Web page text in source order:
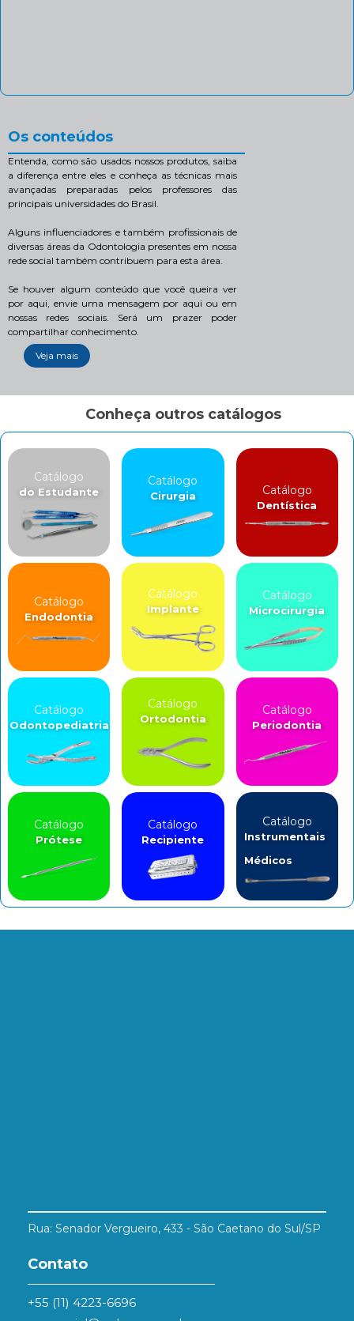
Os conteúdos
Entenda, como são usados nossos produtos, saiba
a diferença entre eles e conheça as técnicas mais
avançadas preparadas pelos professores das
principais universidades do Brasil.
Alguns influenciadores e também profissionais de
diversas áreas da Odontologia presentes em nossa
rede social também contribuem para esta área.
Se houver algum conteúdo que você queira ver
por aqui, envie uma mensagem por aqui ou em
nossas redes sociais. Será um prazer poder
compartilhar conhecimento.
Veja mais
Conheça outros catálogos
Catálogo
do Estudante
Catálogo
Cirurgia Catálogo
Dentística
Catálogo
Endodontia
Catálogo
Implante
Catálogo
Microcirurgia
Catálogo
Odontopediatria
Catálogo
Ortodontia
Catálogo
Periodontia
Catálogo
Prótese
Catálogo
Recipiente
Catálogo
Instrumentais
Médicos
Rua: Senador Vergueiro, 433 - São Caetano do Sul/SP
Contato
+55 (11) 4223-6696